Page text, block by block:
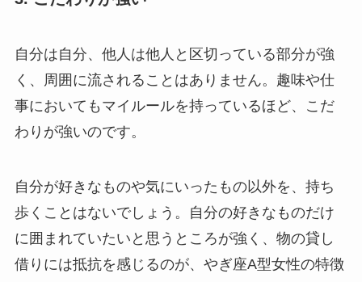
自分は自分、他人は他人と区切っている部分が強
く、周囲に流されることはありません。趣味や仕
事においてもマイルールを持っているほど、こだ
わりが強いのです。
自分が好きなものや気にいったもの以外を、持ち
歩くことはないでしょう。自分の好きなものだけ
に囲まれていたいと思うところが強く、物の貸し
借りには抵抗を感じるのが、やぎ座A型女性の特徴